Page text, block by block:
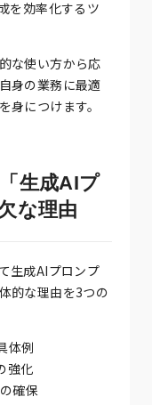
を効率化するツ
な使い方から応
身の業務に最適
身につけます。
生成AIプ
な理由
生成AIプロンプ
的な理由を3つの
体例
強化
確保